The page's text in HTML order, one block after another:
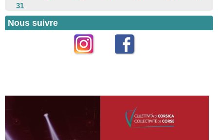
31
Nous suivre